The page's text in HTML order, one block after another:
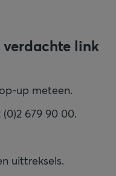
verdachte link
up meteen.
679 90 00.
uittreksels.